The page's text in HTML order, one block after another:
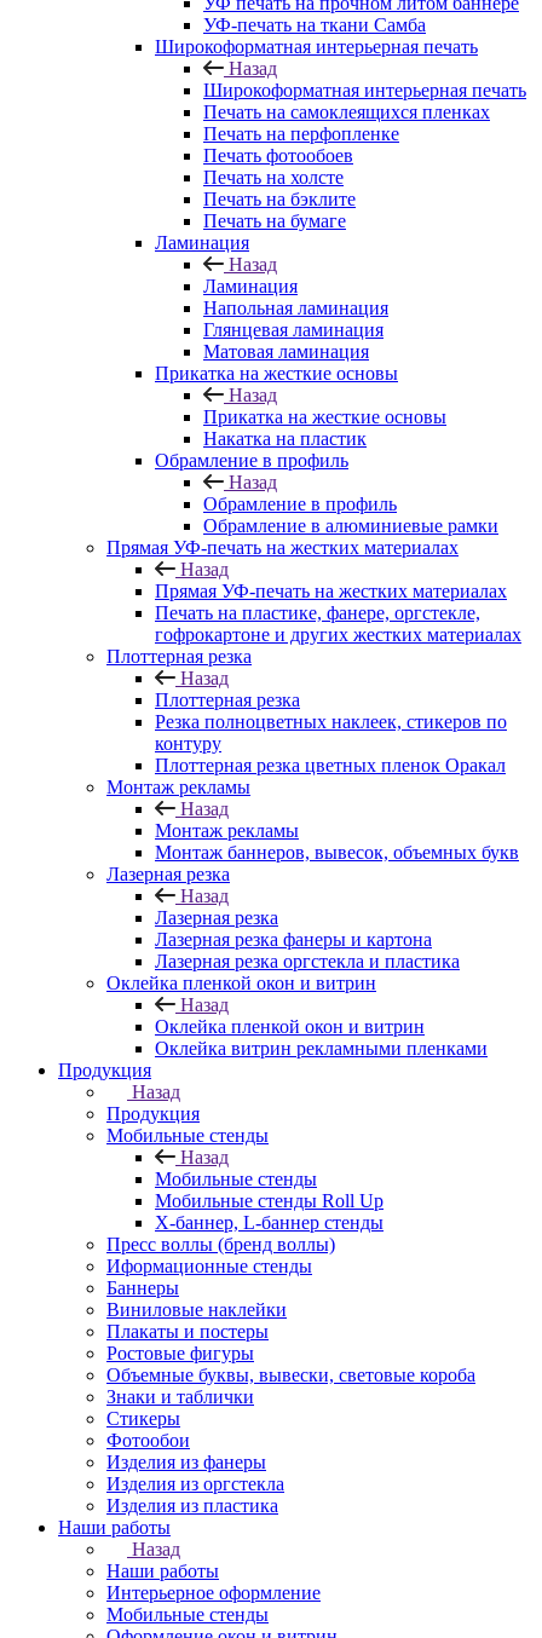
УФ-печать на ткани Самба
Широкоформатная интерьерная печать
Назад
Широкоформатная интерьерная печать
Печать на самоклеящихся пленках
Печать на перфопленке
Печать фотообоев
Печать на холсте
Печать на бэклите
Печать на бумаге
Ламинация
Назад
Ламинация
Напольная ламинация
Глянцевая ламинация
Матовая ламинация
Прикатка на жесткие основы
Назад
Прикатка на жесткие основы
Накатка на пластик
Обрамление в профиль
Назад
Обрамление в профиль
Обрамление в алюминиевые рамки
Прямая УФ-печать на жестких материалах
Назад
Прямая УФ-печать на жестких материалах
Печать на пластике, фанере, оргстекле,
гофрокартоне и других жестких материалах
Плоттерная резка
Назад
Плоттерная резка
Резка полноцветных наклеек, стикеров по
контуру
Плоттерная резка цветных пленок Оракал
Монтаж рекламы
Назад
Монтаж рекламы
Монтаж баннеров, вывесок, объемных букв
Лазерная резка
Назад
Лазерная резка
Лазерная резка фанеры и картона
Лазерная резка оргстекла и пластика
Оклейка пленкой окон и витрин
Назад
Оклейка пленкой окон и витрин
Оклейка витрин рекламными пленками
Продукция
Назад
Продукция
Мобильные стенды
Назад
Мобильные стенды
Мобильные стенды Roll Up
Х-баннер, L-баннер стенды
Пресс воллы (бренд воллы)
Иформационные стенды
Баннеры
Виниловые наклейки
Плакаты и постеры
Ростовые фигуры
Объемные буквы, вывески, световые короба
Знаки и таблички
Стикеры
Фотообои
Изделия из фанеры
Изделия из оргстекла
Изделия из пластика
Наши работы
Назад
Наши работы
Интерьерное оформление
Мобильные стенды